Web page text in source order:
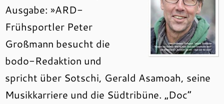
Ausgabe: »ARD-
Frühsportler Peter
Großmann besucht die
bodo-Redaktion und
spricht über Sotschi, Gerald Asamoah, seine
Musikkarriere und die Südtribüne. „Doc“